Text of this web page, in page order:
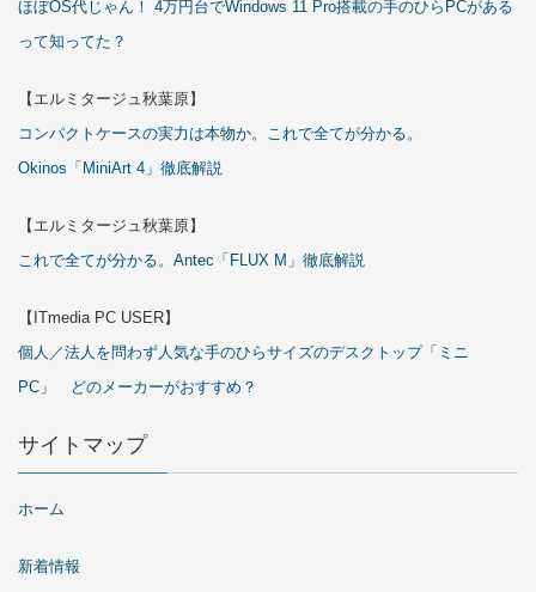
ほぼOS代じゃん！ 4万円台でWindows 11 Pro搭載の手のひらPCがある
って知ってた？
【エルミタージュ秋葉原】
コンパクトケースの実力は本物か。これで全てが分かる。
Okinos「MiniArt 4」徹底解説
【エルミタージュ秋葉原】
これで全てが分かる。Antec「FLUX M」徹底解説
【ITmedia PC USER】
個人／法人を問わず人気な手のひらサイズのデスクトップ「ミニ
PC」 どのメーカーがおすすめ？
サイトマップ
ホーム
新着情報